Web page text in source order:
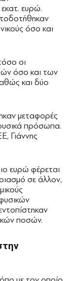
ευρώ.
όσο και
οι
όσο και των
και δύο
μεταφορές
πρόσωπα.
Γιάννης
ευρώ φέρεται
σε άλλον,
ποσών.